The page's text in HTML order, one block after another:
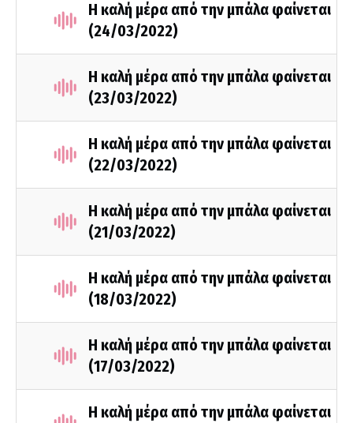
Η καλή μέρα από την μπάλα φαίνεται
(24/03/2022)
Η καλή μέρα από την μπάλα φαίνεται
(23/03/2022)
Η καλή μέρα από την μπάλα φαίνεται
(22/03/2022)
Η καλή μέρα από την μπάλα φαίνεται
(21/03/2022)
Η καλή μέρα από την μπάλα φαίνεται
(18/03/2022)
Η καλή μέρα από την μπάλα φαίνεται
(17/03/2022)
Η καλή μέρα από την μπάλα φαίνεται